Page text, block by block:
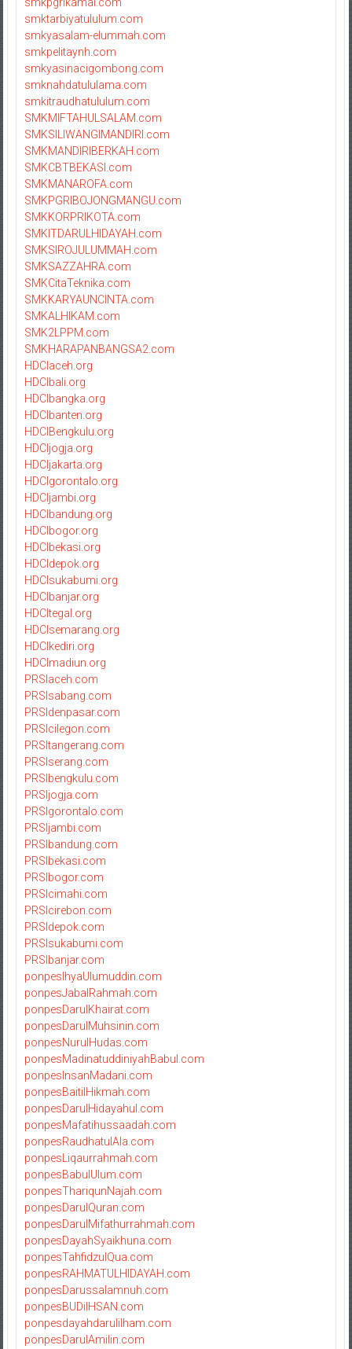
smktarbiyatululum.com
smkyasalam-elummah.com
smkpelitaynh.com
smkyasinacigombong.com
smknahdatululama.com
smkitraudhatululum.com
SMKMIFTAHULSALAM.com
SMKSILIWANGIMANDIRI.com
SMKMANDIRIBERKAH.com
SMKCBTBEKASI.com
SMKMANAROFA.com
SMKPGRIBOJONGMANGU.com
SMKKORPRIKOTA.com
SMKITDARULHIDAYAH.com
SMKSIROJULUMMAH.com
SMKSAZZAHRA.com
SMKCitaTeknika.com
SMKKARYAUNCINTA.com
SMKALHIKAM.com
SMK2LPPM.com
SMKHARAPANBANGSA2.com
HDCIaceh.org
HDCIbali.org
HDCIbangka.org
HDCIbanten.org
HDCIBengkulu.org
HDCIjogja.org
HDCIjakarta.org
HDCIgorontalo.org
HDCIjambi.org
HDCIbandung.org
HDCIbogor.org
HDCIbekasi.org
HDCIdepok.org
HDCIsukabumi.org
HDCIbanjar.org
HDCItegal.org
HDCIsemarang.org
HDCIkediri.org
HDCImadiun.org
PRSIaceh.com
PRSIsabang.com
PRSIdenpasar.com
PRSIcilegon.com
PRSItangerang.com
PRSIserang.com
PRSIbengkulu.com
PRSIjogja.com
PRSIgorontalo.com
PRSIjambi.com
PRSIbandung.com
PRSIbekasi.com
PRSIbogor.com
PRSIcimahi.com
PRSIcirebon.com
PRSIdepok.com
PRSIsukabumi.com
PRSIbanjar.com
ponpesIhyaUlumuddin.com
ponpesJabalRahmah.com
ponpesDarulKhairat.com
ponpesDarulMuhsinin.com
ponpesNurulHudas.com
ponpesMadinatuddiniyahBabul.com
ponpesInsanMadani.com
ponpesBaitilHikmah.com
ponpesDarulHidayahul.com
ponpesMafatihussaadah.com
ponpesRaudhatulAla.com
ponpesLiqaurrahmah.com
ponpesBabulUlum.com
ponpesThariqunNajah.com
ponpesDarulQuran.com
ponpesDarulMifathurrahmah.com
ponpesDayahSyaikhuna.com
ponpesTahfidzulQua.com
ponpesRAHMATULHIDAYAH.com
ponpesDarussalamnuh.com
ponpesBUDiIHSAN.com
ponpesdayahdarulilham.com
ponpesDarulAmilin.com